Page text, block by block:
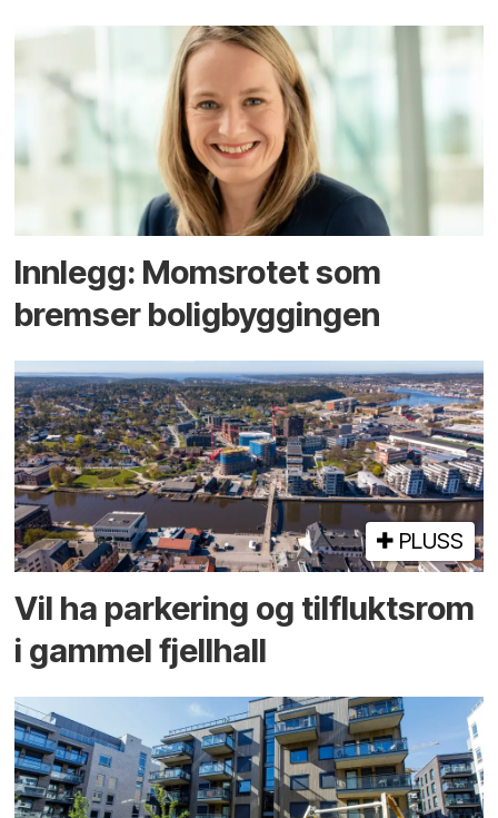
Innlegg: Moms­rotet som
bremser bolig­byggingen
PLUSS
Vil ha parkering og tilflukts­rom
i gammel fjellhall